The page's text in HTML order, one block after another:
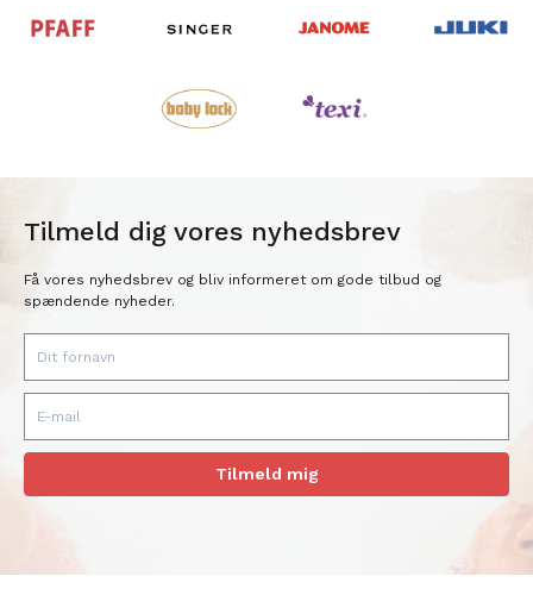
Tilmeld dig vores nyhedsbrev
Få vores nyhedsbrev og bliv informeret om gode tilbud og
spændende nyheder.
Tilmeld mig